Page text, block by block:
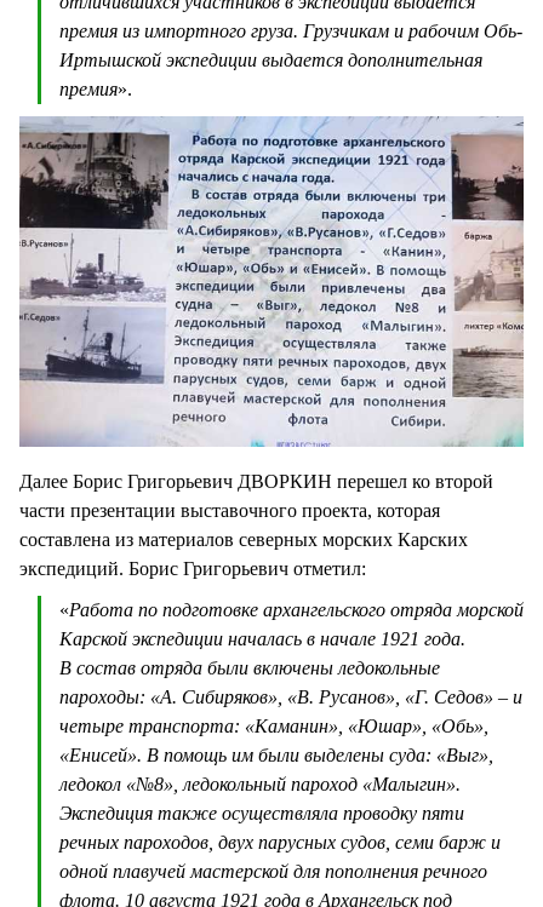
премия из импортного груза. Грузчикам и рабочим Обь-
Иртышской экспедиции выдается дополнительная
премия».
Далее Борис Григорьевич ДВОРКИН перешел ко второй
части презентации выставочного проекта, которая
составлена из материалов северных морских Карских
экспедиций. Борис Григорьевич отметил:
«Работа по подготовке архангельского отряда морской
Карской экспедиции началась в начале 1921 года.
В состав отряда были включены ледокольные
пароходы: «А. Сибиряков», «В. Русанов», «Г. Седов» – и
четыре транспорта: «Каманин», «Юшар», «Обь»,
«Енисей». В помощь им были выделены суда: «Выг»,
ледокол «№8», ледокольный пароход «Малыгин».
Экспедиция также осуществляла проводку пяти
речных пароходов, двух парусных судов, семи барж и
одной плавучей мастерской для пополнения речного
флота. 10 августа 1921 года в Архангельск под